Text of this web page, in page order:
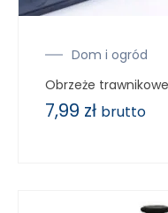
Dom i ogród
Obrzeże
7,99 zł brutto